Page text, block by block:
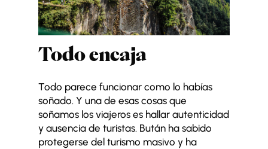
Todo encaja
Todo parece funcionar como lo habías
soñado. Y una de esas cosas que
soñamos los viajeros es hallar autenticidad
y ausencia de turistas. Bután ha sabido
protegerse del turismo masivo y ha